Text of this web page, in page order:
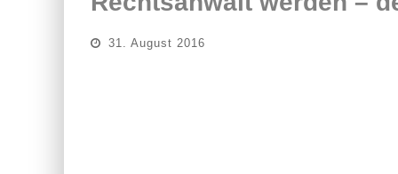
31. August 2016